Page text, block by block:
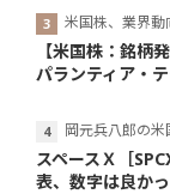
米国株、業界動
【米国株：銘柄
パランティア・
岡元兵八郎の
スペースＸ［
表、数字は良か